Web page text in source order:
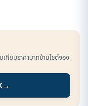
ทียบราคาบาทข้ามไซต์จอง
→